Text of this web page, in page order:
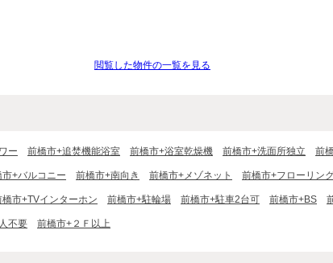
閲覧した物件の一覧を見る
ー 前橋市+追焚機能浴室 前橋市+浴室乾燥機 前橋市+洗面所独立 前
市+バルコニー 前橋市+南向き 前橋市+メゾネット 前橋市+フローリン
橋市+TVインターホン 前橋市+駐輪場 前橋市+駐車2台可 前橋市+BS
不要 前橋市+２Ｆ以上